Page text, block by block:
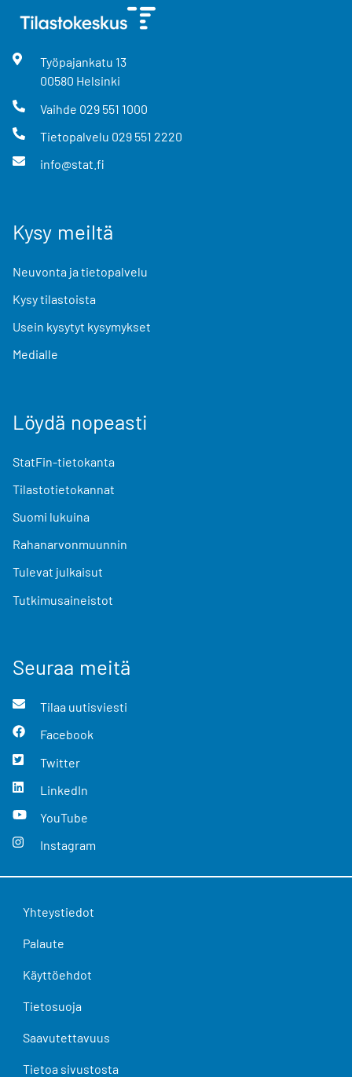
Työpajankatu 13
00580 Helsinki
Vaihde 029 551 1000
Tietopalvelu 029 551 2220
info@stat.fi
Kysy meiltä
Neuvonta ja tietopalvelu
Kysy tilastoista
Usein kysytyt kysymykset
Medialle
Löydä nopeasti
StatFin-tietokanta
Tilastotietokannat
Suomi lukuina
Rahanarvonmuunnin
Tulevat julkaisut
Tutkimusaineistot
Seuraa meitä
Tilaa uutisviesti
Facebook
Twitter
LinkedIn
YouTube
Instagram
Yhteystiedot
Palaute
Käyttöehdot
Tietosuoja
Saavutettavuus
Tietoa sivustosta